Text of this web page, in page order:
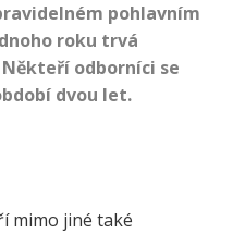
pohlavním
roku trvá
odborníci se
dvou let.
mimo jiné také